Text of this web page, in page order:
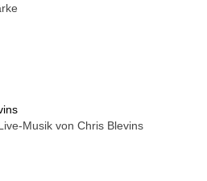
Musik von Chris Blevins